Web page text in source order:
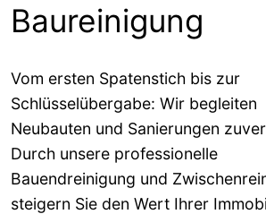
Baureinigung
Vom ersten Spatenstich bis zur
Schlüsselübergabe: Wir begleiten
Neubauten und Sanierungen
Durch unsere professionelle
Bauendreinigung und
steigern Sie den Wert Ihrer